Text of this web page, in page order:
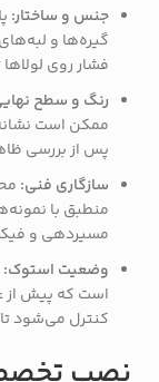
جنس و ساختار:
گیره‌ها و
فشار روی
رنگ و سطح
ممکن است
پس از بررسی
سازگاری فنی:
منطبق با
مسیردهی و
وضعیت استوک:
است که پیش از
کنترل می‌شود